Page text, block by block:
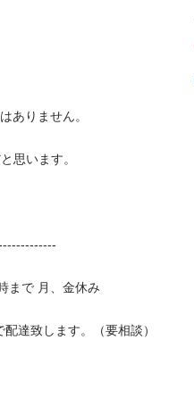
ありません。
思います。
まで 月、金休み
達致します。（要相談）